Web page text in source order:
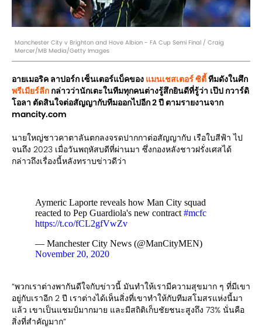
Manchester City v Brighton and Hove Albion - FA Cup Semi Final / Craig
Mercer/MB Media/Getty Images
อายเมอริค ลาปอร์ก เซ็นเตอร์แบ็คของ แมนเชสเตอร์ ซิตี้ทีมดังในศึก
พรีเมียร์ลีกกล่าวว่านักเตะในทีมทุกคนต่างรู้สึกยินดีที่รู้ว่า เป๊ป กวาร์ดิ
โอลา ตัดสินใจต่อสัญญากับทีมออกไปอีก 2 ปี ตามรายงานจาก
mancity.com
นายใหญ่ชาวคาตาลันตกลงจรดปากกาต่อสัญญากับ เรือใบสีฟ้า ไป
จนถึง 2023 เมื่อวันพฤหัสบดีที่ผ่านมา ซึ่งกองหลังชาวฝรั่งเศสได้
กล่าวถึงเรื่องนี้หลังทราบข่าวดีว่า
Aymeric Laporte reveals how Man City squad
reacted to Pep Guardiola's new contract #mcfc
https://t.co/fCL2gfVwZv
— Manchester City News (@ManCityMEN)
November 20, 2020
“พวกเราต่างพากันดีใจกับข่าวนี้ มันทำให้เรามีความสุขมาก ๆ ที่มีเขา
อยู่กับเราอีก 2 ปี เราต่างได้เห็นสิ่งที่เขาทำให้กับทีมสโมสรแห่งนี้มา
แล้ว เขาเป็นแชมป์มากมาย และมีสถิติเก็บชัยชนะสูงถึง 73% นั่นคือ
สิ่งที่สำคัญมาก”